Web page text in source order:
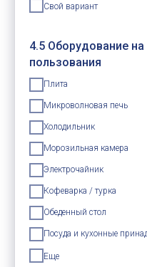
Свой вариант
4.5 Оборудование
пользования
Плита
Микроволновая печь
Холодильник
Морозильная камера
Электрочайник
Кофеварка / турка
Обеденный стол
Посуда и кухонные
Еще